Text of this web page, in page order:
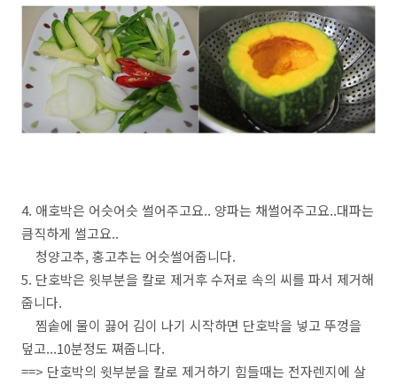
4. 애호박은 어슷어슷 썰어주고요.. 양파는 채썰어주고요..대파는
큼직하게 썰고요..
청양고추, 홍고추는 어슷썰어줍니다.
5. 단호박은 윗부분을 칼로 제거후 수저로 속의 씨를 파서 제거해
줍니다.
찜솥에 물이 끓어 김이 나기 시작하면 단호박을 넣고 뚜껑을
덮고...10분정도 쪄줍니다.
==> 단호박의 윗부분을 칼로 제거하기 힘들때는 전자렌지에 살